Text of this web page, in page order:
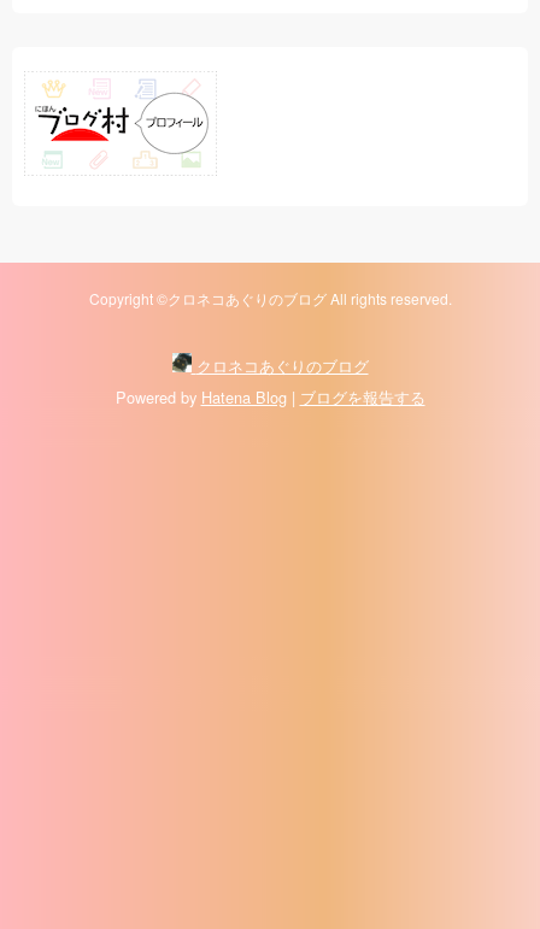
Copyright ©クロネコあぐりのブログ All rights reserved.
クロネコあぐりのブログ
Powered by Hatena Blog| ブログを報告する